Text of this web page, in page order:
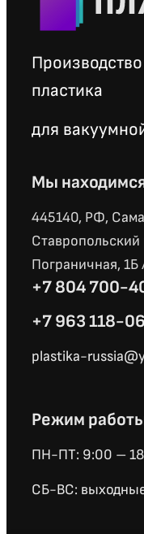
пластика
для
Мы
445140, РФ,
Пограничная, 1Б
+7 804 700-
+7 963 118-
plastika-
Режим
ПН-ПТ: 9:00 –
СБ-ВС: